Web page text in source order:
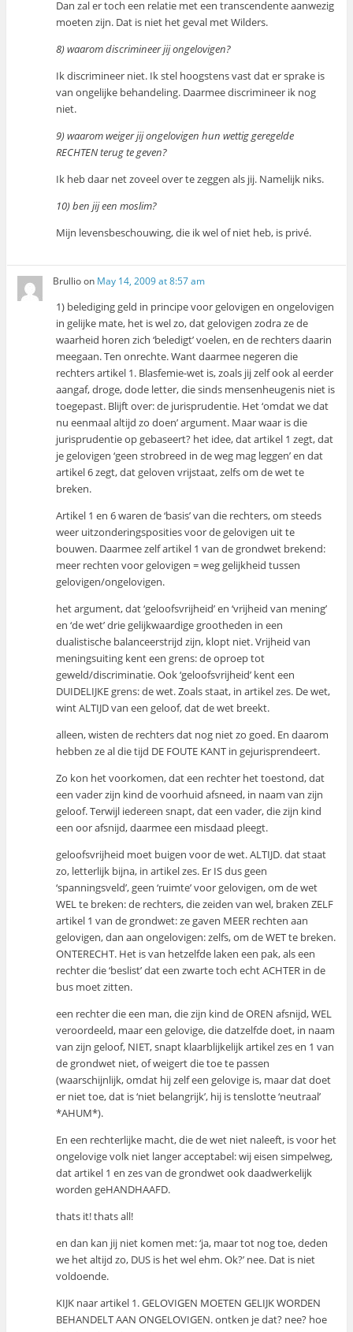
Dan zal er toch een relatie met een transcendente aanwezig
moeten zijn. Dat is niet het geval met Wilders.
8) waarom discrimineer jij ongelovigen?
Ik discrimineer niet. Ik stel hoogstens vast dat er sprake is
van ongelijke behandeling. Daarmee discrimineer ik nog
niet.
9) waarom weiger jij ongelovigen hun wettig geregelde
RECHTEN terug te geven?
Ik heb daar net zoveel over te zeggen als jij. Namelijk niks.
10) ben jij een moslim?
Mijn levensbeschouwing, die ik wel of niet heb, is privé.
Brullioon May 14, 2009 at 8:57 am
1) belediging geld in principe voor gelovigen en ongelovigen
in gelijke mate, het is wel zo, dat gelovigen zodra ze de
waarheid horen zich ‘beledigt’ voelen, en de rechters daarin
meegaan. Ten onrechte. Want daarmee negeren die
rechters artikel 1. Blasfemie-wet is, zoals jij zelf ook al eerder
aangaf, droge, dode letter, die sinds mensenheugenis niet is
toegepast. Blijft over: de jurisprudentie. Het ‘omdat we dat
nu eenmaal altijd zo doen’ argument. Maar waar is die
jurisprudentie op gebaseert? het idee, dat artikel 1 zegt, dat
je gelovigen ‘geen strobreed in de weg mag leggen’ en dat
artikel 6 zegt, dat geloven vrijstaat, zelfs om de wet te
breken.
Artikel 1 en 6 waren de ‘basis’ van die rechters, om steeds
weer uitzonderingsposities voor de gelovigen uit te
bouwen. Daarmee zelf artikel 1 van de grondwet brekend:
meer rechten voor gelovigen = weg gelijkheid tussen
gelovigen/ongelovigen.
het argument, dat ‘geloofsvrijheid’ en ‘vrijheid van mening’
en ‘de wet’ drie gelijkwaardige grootheden in een
dualistische balanceerstrijd zijn, klopt niet. Vrijheid van
meningsuiting kent een grens: de oproep tot
geweld/discriminatie. Ook ‘geloofsvrijheid’ kent een
DUIDELIJKE grens: de wet. Zoals staat, in artikel zes. De wet,
wint ALTIJD van een geloof, dat de wet breekt.
alleen, wisten de rechters dat nog niet zo goed. En daarom
hebben ze al die tijd DE FOUTE KANT in gejurisprendeert.
Zo kon het voorkomen, dat een rechter het toestond, dat
een vader zijn kind de voorhuid afsneed, in naam van zijn
geloof. Terwijl iedereen snapt, dat een vader, die zijn kind
een oor afsnijd, daarmee een misdaad pleegt.
geloofsvrijheid moet buigen voor de wet. ALTIJD. dat staat
zo, letterlijk bijna, in artikel zes. Er IS dus geen
‘spanningsveld’, geen ‘ruimte’ voor gelovigen, om de wet
WEL te breken: de rechters, die zeiden van wel, braken ZELF
artikel 1 van de grondwet: ze gaven MEER rechten aan
gelovigen, dan aan ongelovigen: zelfs, om de WET te breken.
ONTERECHT. Het is van hetzelfde laken een pak, als een
rechter die ‘beslist’ dat een zwarte toch echt ACHTER in de
bus moet zitten.
een rechter die een man, die zijn kind de OREN afsnijd, WEL
veroordeeld, maar een gelovige, die datzelfde doet, in naam
van zijn geloof, NIET, snapt klaarblijkelijk artikel zes en 1 van
de grondwet niet, of weigert die toe te passen
(waarschijnlijk, omdat hij zelf een gelovige is, maar dat doet
er niet toe, dat is ‘niet belangrijk’, hij is tenslotte ‘neutraal’
*AHUM*).
En een rechterlijke macht, die de wet niet naleeft, is voor het
ongelovige volk niet langer acceptabel: wij eisen simpelweg,
dat artikel 1 en zes van de grondwet ook daadwerkelijk
worden geHANDHAAFD.
thats it! thats all!
en dan kan jij niet komen met: ‘ja, maar tot nog toe, deden
we het altijd zo, DUS is het wel ehm. Ok?’ nee. Dat is niet
voldoende.
KIJK naar artikel 1. GELOVIGEN MOETEN GELIJK WORDEN
BEHANDELT AAN ONGELOVIGEN. ontken je dat? nee? hoe